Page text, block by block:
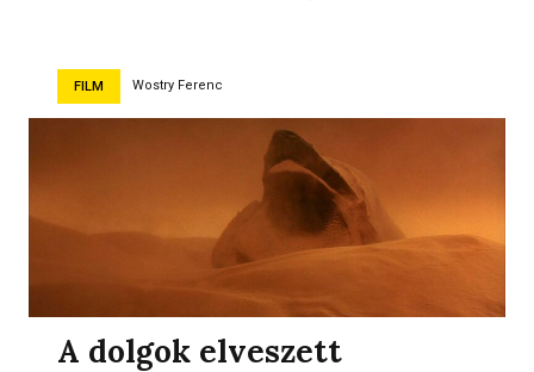
FILM Wostry Ferenc
A dolgok elveszett